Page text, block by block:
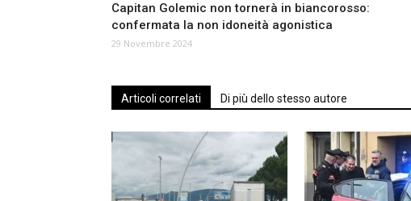
Capitan Golemic non tornerà in biancorosso:
confermata la non idoneità agonistica
29 Novembre 2024
Articoli correlati Di più dello stesso autore